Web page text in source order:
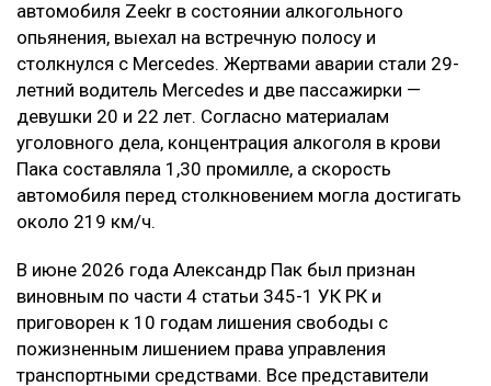
В результате приговор в части гражданского иска
оставили без изменения.
Контекст
Смертельное ДТП произошло в ночь на 21 марта на
проспекте аль-Фараби в Алматы. По данным
следствия, Александр Пак, находясь за рулем
опьянения, выехал на встречную полосу и
столкнулся с Mercedes. Жертвами аварии стали 29-
летний водитель Mercedes и две пассажирки —
девушки 20 и 22 лет. Согласно материалам
уголовного дела, концентрация алкоголя в крови